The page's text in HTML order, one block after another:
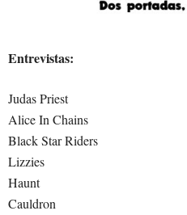
Entrevistas:
Judas Priest
Alice In Chains
Black Star Riders
Lizzies
Haunt
Cauldron